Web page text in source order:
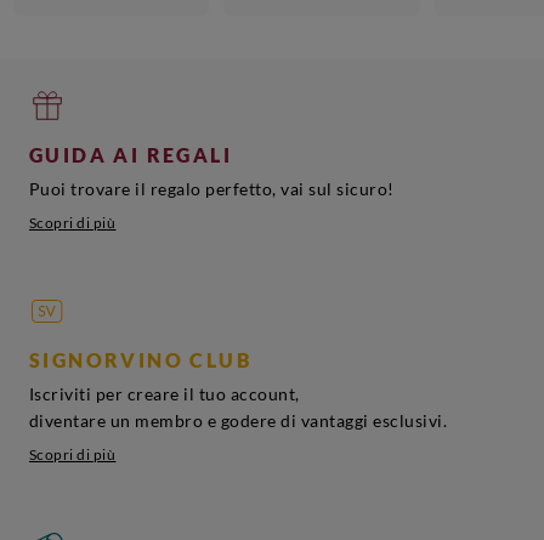
GUIDA AI REGALI
Puoi trovare il regalo perfetto, vai sul sicuro!
Scopri di più
SIGNORVINO CLUB
Iscriviti per creare il tuo account,
diventare un membro e godere di vantaggi esclusivi.
Scopri di più